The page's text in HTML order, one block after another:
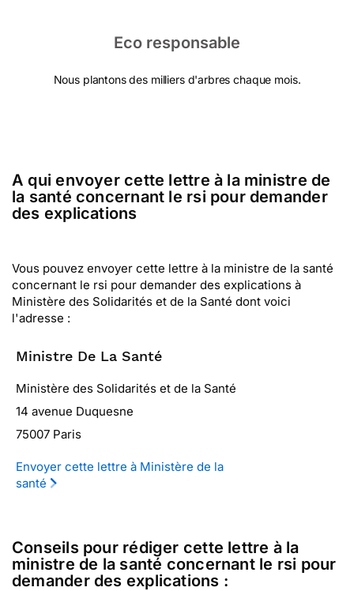
Eco responsable
Nous plantons des milliers d'arbres chaque mois.
A qui envoyer cette lettre à la ministre de
la santé concernant le rsi pour demander
des explications
Vous pouvez envoyer cette lettre à la ministre de la santé
concernant le rsi pour demander des explications à
Ministère des Solidarités et de la Santé dont voici
l'adresse :
Ministre De La Santé
Ministère des Solidarités et de la Santé
14 avenue Duquesne
75007 Paris
Envoyer cette lettre à Ministère de la
santé
Conseils pour rédiger cette lettre à la
ministre de la santé concernant le rsi pour
demander des explications :